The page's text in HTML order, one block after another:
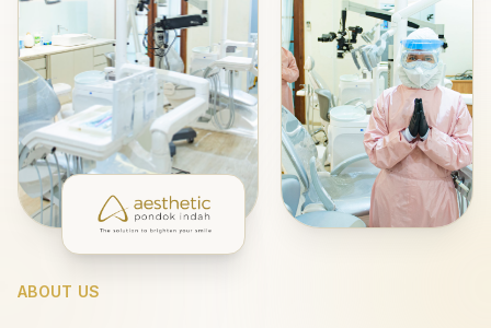
ABOUT US